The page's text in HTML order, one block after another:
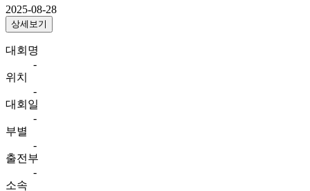
2025-08-28
상세보기
대회명
-
위치
-
대회일
-
부별
-
출전부
-
소속